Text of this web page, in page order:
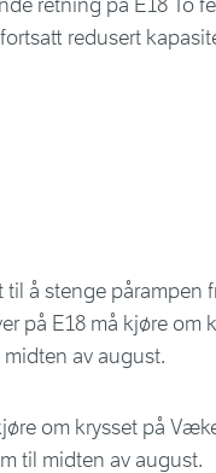
å stenge pårampen
på E18 må kjøre om
av august.